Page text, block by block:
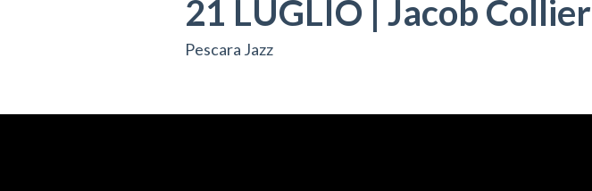
21 LUGLIO | Jacob Collier
Pescara Jazz